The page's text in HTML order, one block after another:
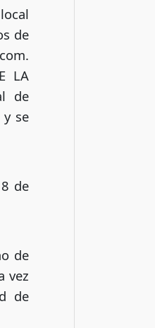
de
LA
de
y se
de
de
vez
de